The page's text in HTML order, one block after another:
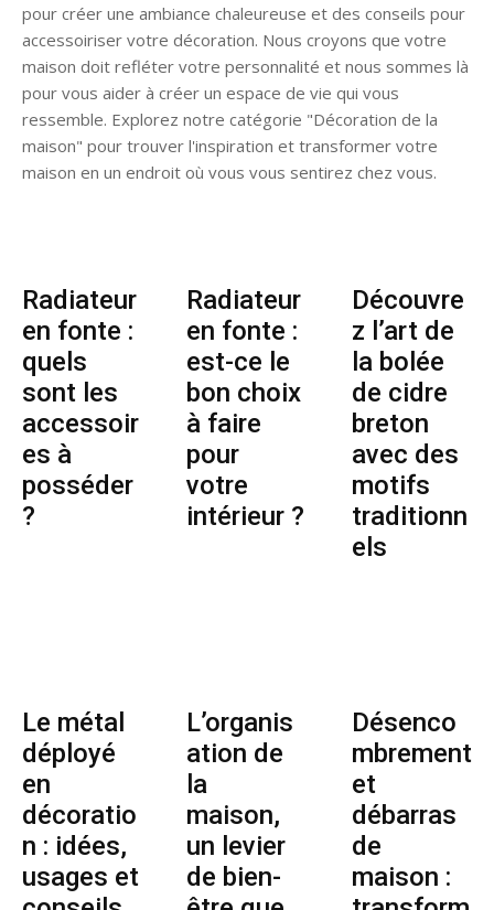
pour créer une ambiance chaleureuse et des conseils pour
accessoiriser votre décoration. Nous croyons que votre
maison doit refléter votre personnalité et nous sommes là
pour vous aider à créer un espace de vie qui vous
ressemble. Explorez notre catégorie "Décoration de la
maison" pour trouver l'inspiration et transformer votre
maison en un endroit où vous vous sentirez chez vous.
Radiateur
en fonte :
quels
sont les
accessoir
es à
posséder
?
Radiateur
en fonte :
est-ce le
bon choix
à faire
pour
votre
intérieur ?
Découvre
z l’art de
la bolée
de cidre
breton
avec des
motifs
traditionn
els
Le métal
déployé
en
décoratio
n : idées,
usages et
L’organis
ation de
la
maison,
un levier
de bien-
Désenco
mbrement
et
débarras
de
maison :